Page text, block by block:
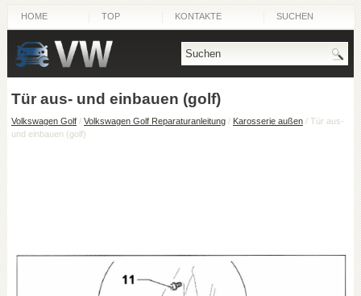
HOME TOP KONTAKTE SUCHEN
Tür aus- und einbauen (golf)
Volkswagen Golf/ Volkswagen Golf Reparaturanleitung/ Karosserie außen/ Tür aus-
und einbauen (golf)